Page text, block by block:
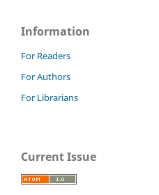
Information
For Readers
For Authors
For Librarians
Current Issue